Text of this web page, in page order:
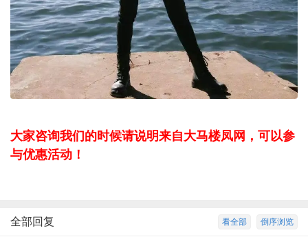
大家咨询我们的时候请说明来自大马楼凤网，可以参
与优惠活动！
倒序浏览
看全部
全部回复